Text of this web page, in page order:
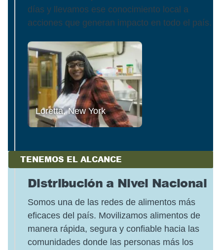
días y llevamos ese conocimiento local a
acciones que generan impacto en todo el país.
Loretta, New York
TENEMOS EL ALCANCE
Distribución a Nivel Nacional
Somos una de las redes de alimentos más
eficaces del país. Movilizamos alimentos de
manera rápida, segura y confiable hacia las
comunidades donde las personas más los